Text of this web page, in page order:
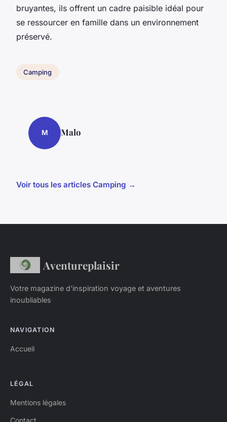
bruyantes, ils offrent un cadre paisible idéal pour
se ressourcer en famille dans un environnement
préservé.
Camping
M Malo
Voir tous les articles Camping →
Aventureplaisir
Votre magazine d'inspiration voyage et aventures
inoubliables
NAVIGATION
Accueil
LÉGAL
Mentions légales
Contact